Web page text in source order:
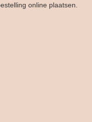
online plaatsen.